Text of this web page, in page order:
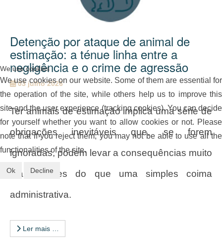
Detenção por ataque de animal de
estimação: a ténue linha entre a
negligência e o crime de agressão
03 julho 2026
Ter animais de estimação implica uma série de
obrigações inevitáveis que, se forem
ignoradas, podem levar a consequências muito
mais graves do que uma simples coima
administrativa.
Ler mais …
We use cookies
We use cookies on our website. Some of them are essential for
the operation of the site, while others help us to improve this
site and the user experience (tracking cookies). You can decide
for yourself whether you want to allow cookies or not. Please
note that if you reject them, you may not be able to use all the
functionalities of the site.
Ok Decline